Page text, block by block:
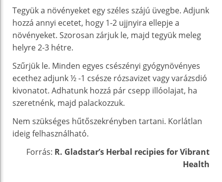
Tegyük a növényeket egy széles szájú üvegbe. Adjunk
hozzá annyi ecetet, hogy 1-2 ujjnyira ellepje a
növényeket. Szorosan zárjuk le, majd tegyük meleg
helyre 2-3 hétre.
Szűrjük le. Minden egyes csészényi gyógynövényes
ecethez adjunk ½ -1 csésze rózsavizet vagy varázsdió
kivonatot. Adhatunk hozzá pár csepp illóolajat, ha
szeretnénk, majd palackozzuk.
Nem szükséges hűtőszekrényben tartani. Korlátlan
ideig felhasználható.
Forrás: R. Gladstar’s Herbal recipies for Vibrant
Health